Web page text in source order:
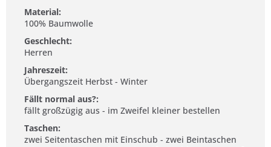
Material:
100% Baumwolle
Geschlecht:
Herren
Jahreszeit:
Übergangszeit Herbst - Winter
Fällt normal aus?:
fällt großzügig aus - im Zweifel kleiner bestellen
Taschen:
zwei Seitentaschen mit Einschub - zwei Beintaschen